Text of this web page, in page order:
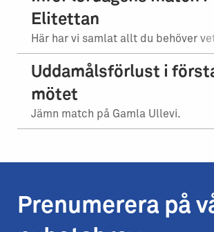
Elitettan
Uddamålsförlust i
mötet
Jämn match på Gamla Ullevi.
Prenumerera på